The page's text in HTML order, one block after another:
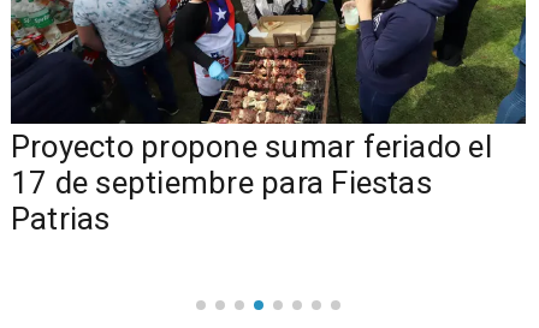
Proyecto propone sumar feriado el
17 de septiembre para Fiestas
Patrias